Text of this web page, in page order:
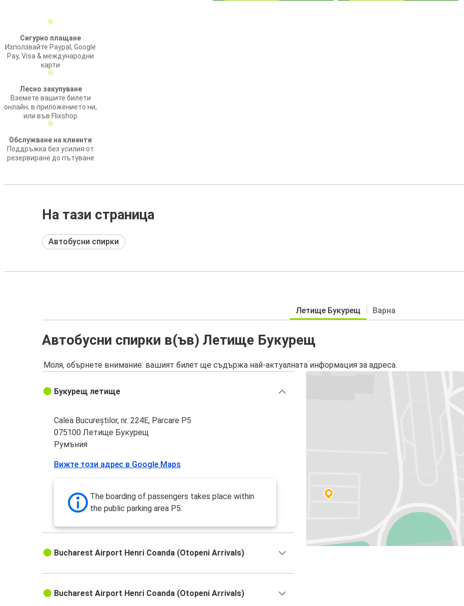
Сигурно плащане
Използвайте Paypal, Google
Pay, Visa & международни
карти
Лесно закупуване
Вземете вашите билети
онлайн, в приложението ни,
или във Flixshop
Обслужване на клиенти
Поддръжка без усилия от
резервиране до пътуване
На тази страница
Автобусни спирки
Летище Букурещ Варна
Автобусни спирки в(ъв) Летище Букурещ
Моля, обърнете внимание: вашият билет ще съдържа най-актуалната информация за адреса.
Букурещ летище
Calea Bucureștilor, nr. 224E, Parcare P5
075100 Летище Букурещ
Румъния
Вижте този адрес в Google Maps
The boarding of passengers takes place within
the public parking area P5.
Bucharest Airport Henri Coanda (Otopeni Arrivals)
Bucharest Airport Henri Coanda (Otopeni Arrivals)